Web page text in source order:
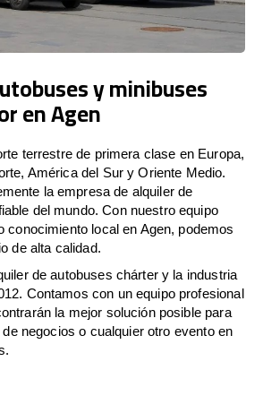
y minibuses
en Agen
terrestre de primera clase en Europa,
América del Sur y Oriente Medio.
la empresa de alquiler de
del mundo. Con nuestro equipo
conocimiento local en Agen, podemos
de alta calidad.
de autobuses chárter y la industria
Contamos con un equipo profesional
la mejor solución posible para
negocios o cualquier otro evento en